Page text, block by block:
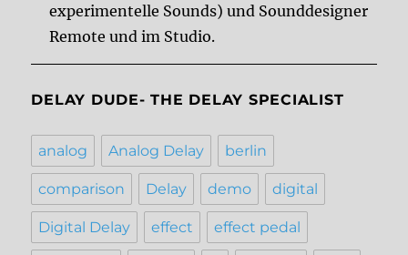
experimentelle Sounds) und Sounddesigner
Remote und im Studio.
DELAY DUDE- THE DELAY SPECIALIST
analog Analog Delay berlin
comparison Delay demo digital
Digital Delay effect effect pedal